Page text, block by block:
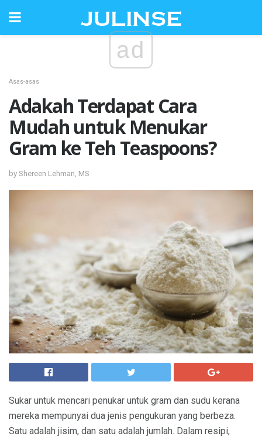
ad
Asas-asas
Adakah Terdapat Cara
Mudah untuk Menukar
Gram ke Teh Teaspoons?
by Shereen Lehman, MS
Sukar untuk mencari penukar untuk gram dan sudu kerana
mereka mempunyai dua jenis pengukuran yang berbeza.
Satu adalah jisim, dan satu adalah jumlah. Dalam resipi,